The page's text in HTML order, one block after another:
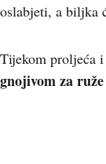
oslabjeti, a biljka
Tijekom proljeća
gnojivom za